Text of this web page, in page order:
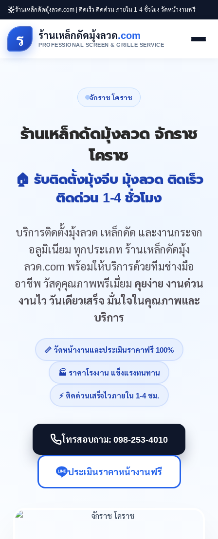
ร้านเหล็กดัดมุ้งลวด.com | ติดเร็ว ติดด่วน ภายใน 1-4 ชั่วโมง วัดหน้างานฟรี
ร ร้านเหล็กดัดมุ้งลวด.com
PROFESSIONAL SCREEN & GRILLE SERVICE
จักราช โคราช
ร้านเหล็กดัดมุ้งลวด จักราช
โคราช
🏠 รับติดตั้งมุ้งจีบ มุ้งลวด ติดเร็ว
ติดด่วน 1-4 ชั่วโมง
บริการติดตั้งมุ้งลวด เหล็กดัด และงานกระจก
อลูมิเนียม ทุกประเภท ร้านเหล็กดัดมุ้ง
ลวด.com พร้อมให้บริการด้วยทีมช่างมือ
อาชีพ วัสดุคุณภาพพรีเมี่ยม คุยง่าย งานด่วน
งานไว วันเดียวเสร็จ มั่นใจในคุณภาพและ
บริการ
📏 วัดหน้างานและประเมินราคาฟรี 100%
🏭 ราคาโรงงาน แข็งแรงทนทาน
⚡ ติดด่วนเสร็จไวภายใน 1-4 ชม.
โทรสอบถาม: 098-253-4010
ประเมินราคาหน้างานฟรี